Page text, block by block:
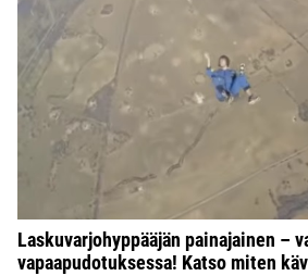
Laskuvarjohyppääjän painajainen –
vapaapudotuksessa! Katso miten